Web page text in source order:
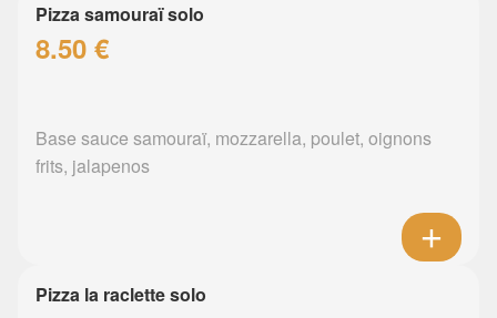
Pizza samouraï solo
8.50 €
Base sauce samouraï, mozzarella, poulet, oignons
frits, jalapenos
Pizza la raclette solo